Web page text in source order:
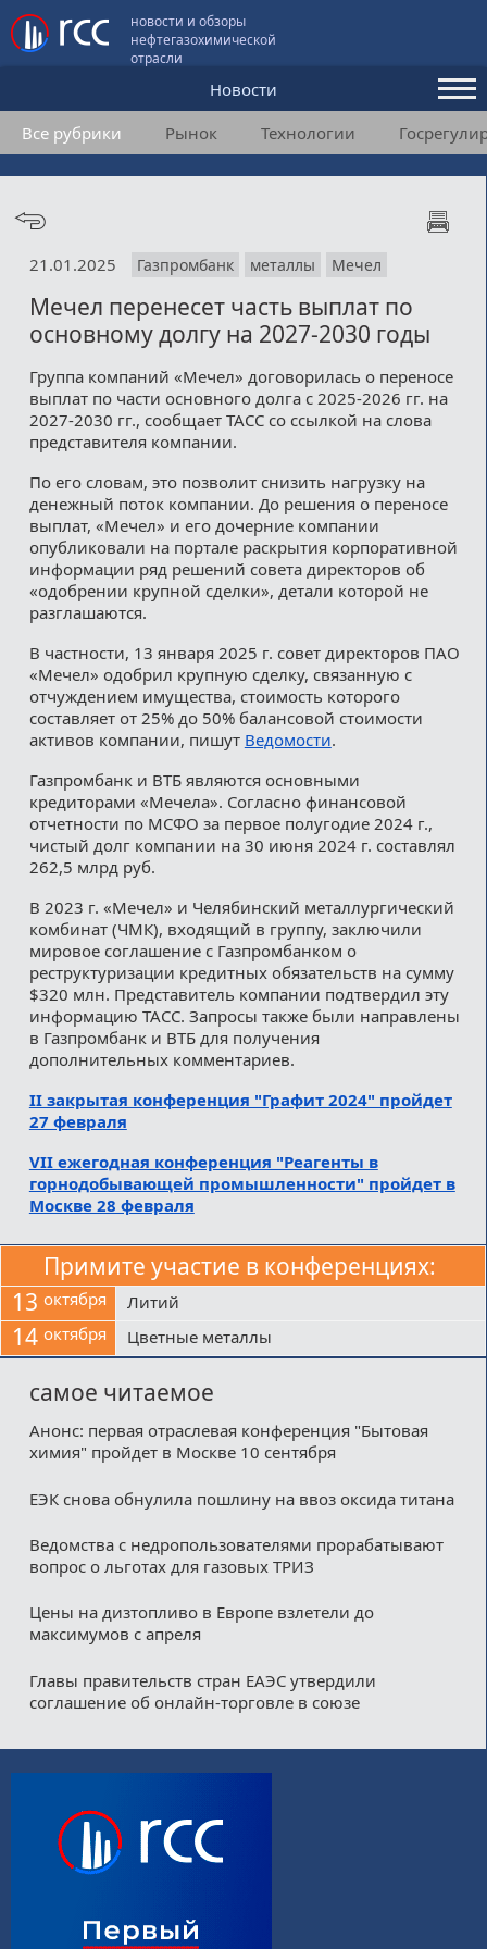
новости и обзоры
нефтегазохимической
отрасли
Новости
Аналитика и мнения
Конференции
Подписка
Медиакит
Контакты
Все рубрики Рынок Технологии
21.01.2025 Газпромбанк металлы Мечел
Мечел перенесет часть выплат по
основному долгу на 2027-2030 годы
Группа компаний «Мечел» договорилась о переносе
выплат по части основного долга с 2025-2026 гг. на
2027-2030 гг., сообщает ТАСС со ссылкой на слова
представителя компании.
По его словам, это позволит снизить нагрузку на
денежный поток компании. До решения о переносе
выплат, «Мечел» и его дочерние компании
опубликовали на портале раскрытия корпоративной
информации ряд решений совета директоров об
«одобрении крупной сделки», детали которой не
разглашаются.
В частности, 13 января 2025 г. совет директоров ПАО
«Мечел» одобрил крупную сделку, связанную с
отчуждением имущества, стоимость которого
составляет от 25% до 50% балансовой стоимости
активов компании, пишут Ведомости.
Газпромбанк и ВТБ являются основными
кредиторами «Мечела». Согласно финансовой
отчетности по МСФО за первое полугодие 2024 г.,
чистый долг компании на 30 июня 2024 г. составлял
262,5 млрд руб.
В 2023 г. «Мечел» и Челябинский металлургический
комбинат (ЧМК), входящий в группу, заключили
мировое соглашение с Газпромбанком о
реструктуризации кредитных обязательств на сумму
$320 млн. Представитель компании подтвердил эту
информацию ТАСС. Запросы также были направлены
в Газпромбанк и ВТБ для получения
дополнительных комментариев.
II закрытая конференция "Графит 2024" пройдет
27 февраля
VII ежегодная конференция "Реагенты в
горнодобывающей промышленности" пройдет в
Москве 28 февраля
Примите участие в конференциях:
13 октября Литий
14 октября Цветные металлы
самое читаемое
Анонс: первая отраслевая конференция "Бытовая
химия" пройдет в Москве 10 сентября
ЕЭК снова обнулила пошлину на ввоз оксида титана
Ведомства с недропользователями прорабатывают
вопрос о льготах для газовых ТРИЗ
Цены на дизтопливо в Европе взлетели до
максимумов с апреля
Главы правительств стран ЕАЭС утвердили
соглашение об онлайн-торговле в союзе